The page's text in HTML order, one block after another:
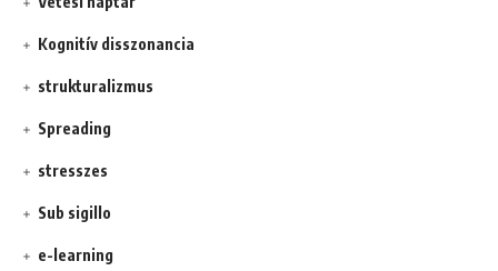
Kognitív disszonancia
strukturalizmus
Spreading
stresszes
Sub sigillo
e-learning